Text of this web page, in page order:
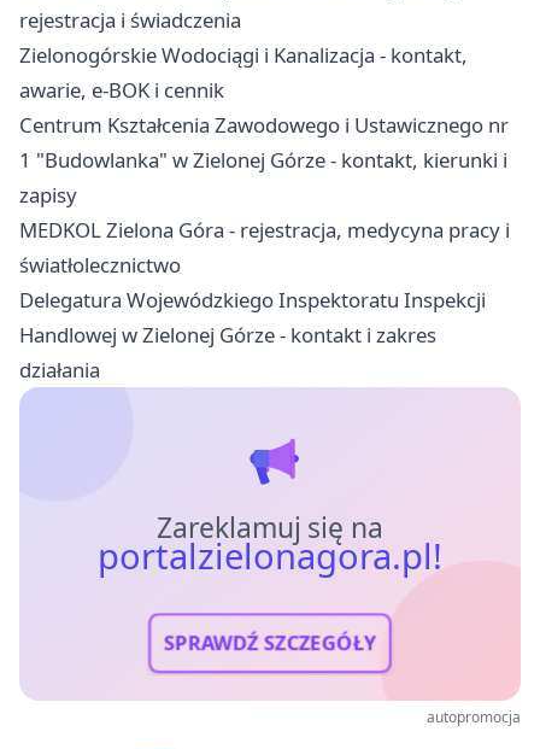
rejestracja i świadczenia
Zielonogórskie Wodociągi i Kanalizacja - kontakt,
awarie, e-BOK i cennik
Centrum Kształcenia Zawodowego i Ustawicznego nr
1 "Budowlanka" w Zielonej Górze - kontakt, kierunki i
zapisy
MEDKOL Zielona Góra - rejestracja, medycyna pracy i
światłolecznictwo
Delegatura Wojewódzkiego Inspektoratu Inspekcji
Handlowej w Zielonej Górze - kontakt i zakres
działania
Zareklamuj się na
portalzielonagora.pl!
SPRAWDŹ SZCZEGÓŁY
autopromocja